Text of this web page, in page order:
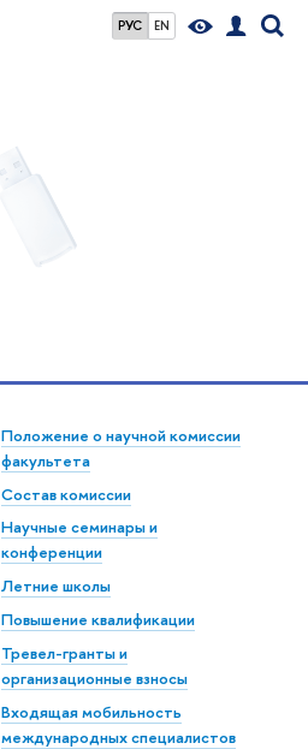
РУС EN
Положение о научной комиссии
факультета
Состав комиссии
Научные семинары и
конференции
Летние школы
Повышение квалификации
Тревел-гранты и
организационные взносы
Входящая мобильность
международных специалистов